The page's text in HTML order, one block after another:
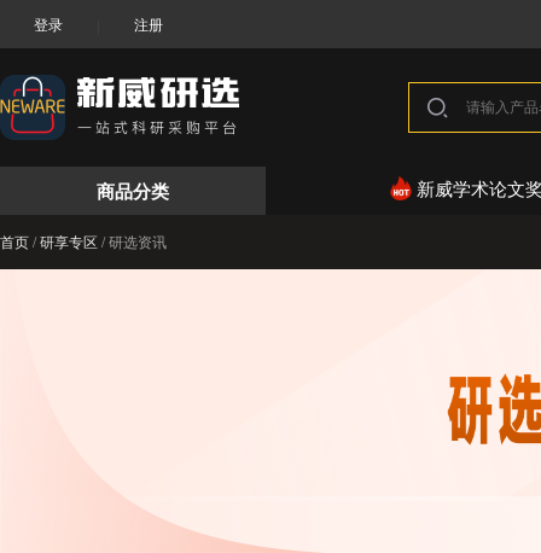
登录 注册
商品分类 新威学术论文
首页/研享专区/研选资讯